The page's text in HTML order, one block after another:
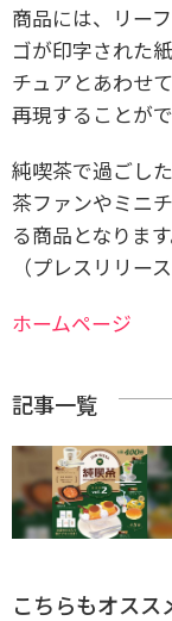
商品には、リー
ゴが印字された
チュアとあわせ
再現することがで
純喫茶で過ごし
茶ファンやミニ
る商品となります
（プレスリリース
ホームページ
記事一覧
こちらもオスス